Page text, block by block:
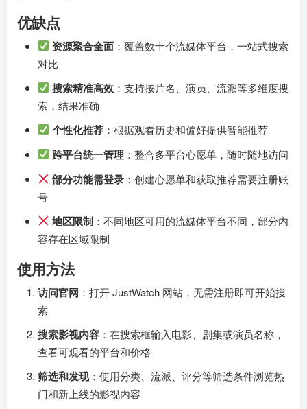
优缺点
资源聚合全面 ：覆盖数十个流媒体平台，一站式搜索
对比
搜索精准高效 ：支持按片名、演员、流派等多维度搜
索，结果准确
个性化推荐 ：根据观看历史和偏好提供智能推荐
跨平台统一管理 ：整合多平台心愿单，随时随地访问
部分功能需登录 ：创建心愿单和获取推荐需要注册账
号
地区限制 ：不同地区可用的流媒体平台不同，部分内
容存在区域限制
使用方法
访问官网 ：打开 JustWatch 网站，无需注册即可开始搜
索
搜索影视内容 ：在搜索框输入电影、剧集或演员名称，
查看可观看的平台和价格
筛选和发现：使用分类、流派、评分等筛选条件浏览热
门和新上线的影视内容